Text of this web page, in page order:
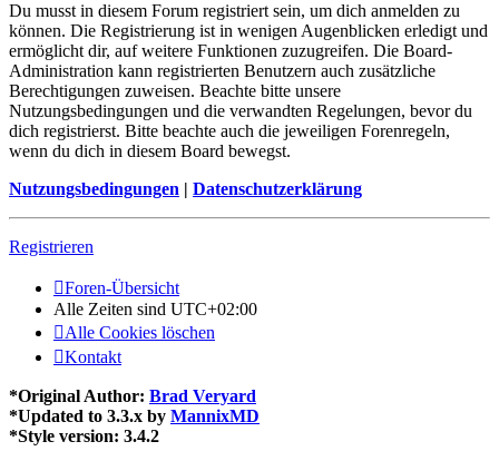
Du musst in diesem Forum registriert sein, um dich anmelden zu
können. Die Registrierung ist in wenigen Augenblicken erledigt und
ermöglicht dir, auf weitere Funktionen zuzugreifen. Die Board-
Administration kann registrierten Benutzern auch zusätzliche
Berechtigungen zuweisen. Beachte bitte unsere
Nutzungsbedingungen und die verwandten Regelungen, bevor du
dich registrierst. Bitte beachte auch die jeweiligen Forenregeln,
wenn du dich in diesem Board bewegst.
Nutzungsbedingungen | Datenschutzerklärung
Registrieren
Foren-Übersicht
Alle Zeiten sind UTC+02:00
Alle Cookies löschen
Kontakt
*Original Author: Brad Veryard
*Updated to 3.3.x by MannixMD
*Style version: 3.4.2